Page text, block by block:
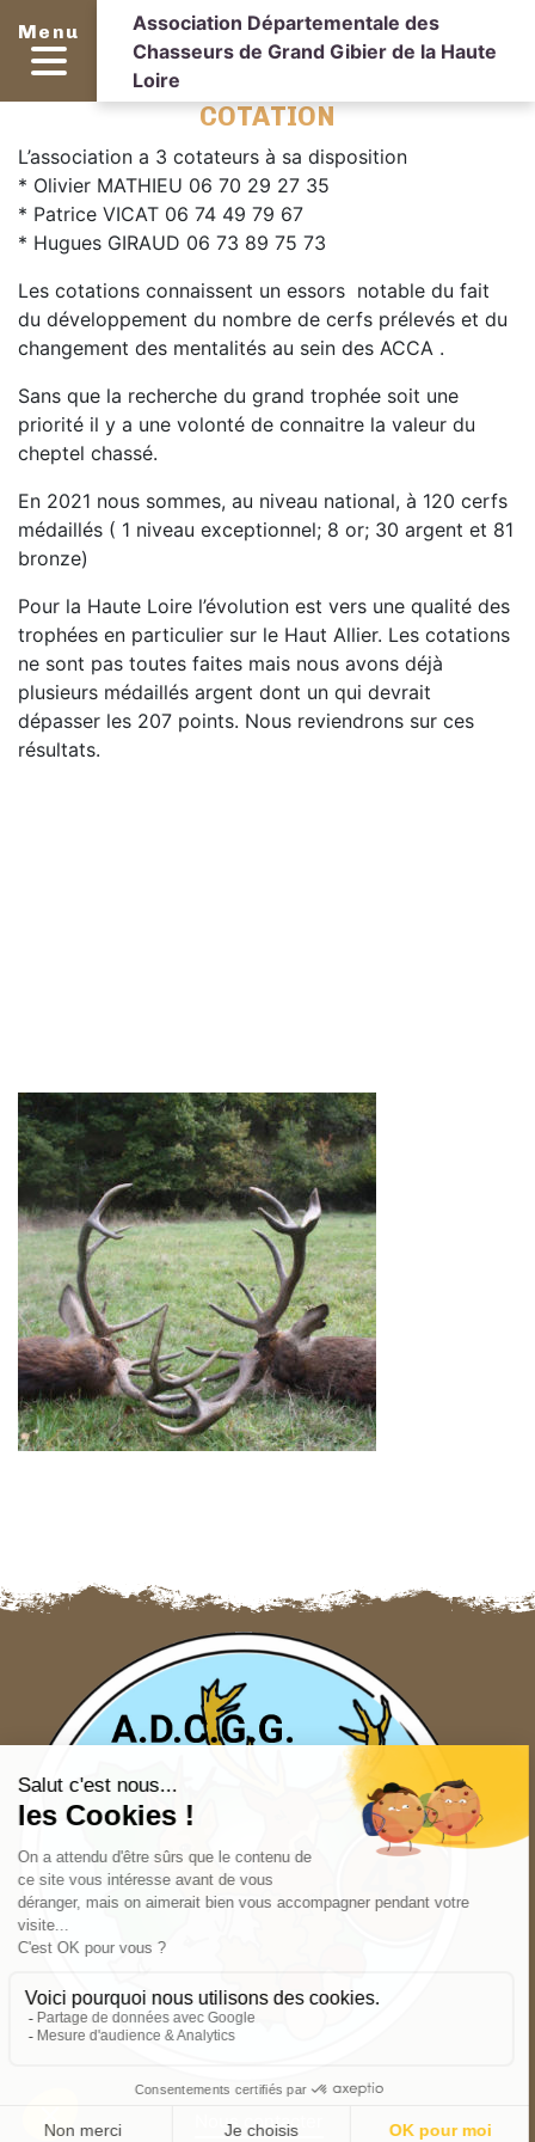
Menu
Association Départementale des
Chasseurs de Grand Gibier de la Haute
Loire
COTATION
L’association a 3 cotateurs à sa disposition
* Olivier MATHIEU 06 70 29 27 35
* Patrice VICAT 06 74 49 79 67
* Hugues GIRAUD 06 73 89 75 73
Les cotations connaissent un essors notable du fait
du développement du nombre de cerfs prélevés et du
changement des mentalités au sein des ACCA .
Sans que la recherche du grand trophée soit une
priorité il y a une volonté de connaitre la valeur du
cheptel chassé.
En 2021 nous sommes, au niveau national, à 120 cerfs
médaillés ( 1 niveau exceptionnel; 8 or; 30 argent et 81
bronze)
Pour la Haute Loire l’évolution est vers une qualité des
trophées en particulier sur le Haut Allier. Les cotations
ne sont pas toutes faites mais nous avons déjà
plusieurs médaillés argent dont un qui devrait
dépasser les 207 points. Nous reviendrons sur ces
résultats.
Nous contacter